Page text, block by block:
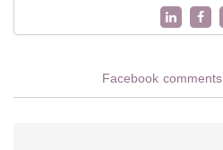
Facebook comments